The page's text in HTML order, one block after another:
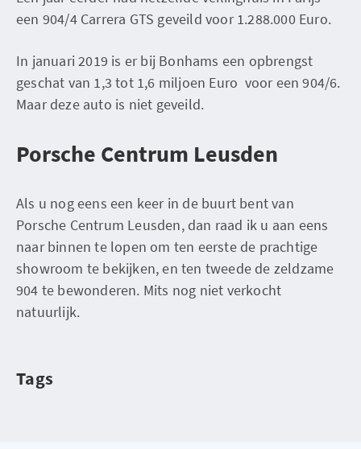
een 904/4 Carrera GTS geveild voor 1.288.000 Euro.
In januari 2019 is er bij Bonhams een opbrengst
geschat van 1,3 tot 1,6 miljoen Euro voor een 904/6.
Maar deze auto is niet geveild.
Porsche Centrum Leusden
Als u nog eens een keer in de buurt bent van
Porsche Centrum Leusden, dan raad ik u aan eens
naar binnen te lopen om ten eerste de prachtige
showroom te bekijken, en ten tweede de zeldzame
904 te bewonderen. Mits nog niet verkocht
natuurlijk.
Tags